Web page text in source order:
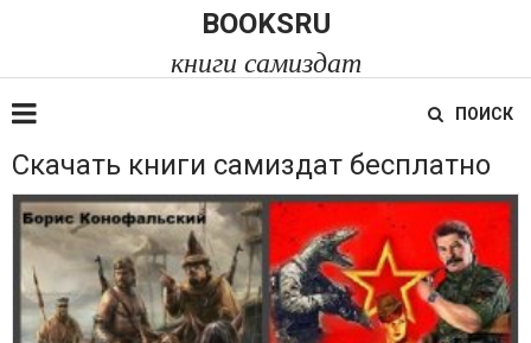
BOOKSRU
книги самиздат
ПОИСК
Скачать книги самиздат бесплатно